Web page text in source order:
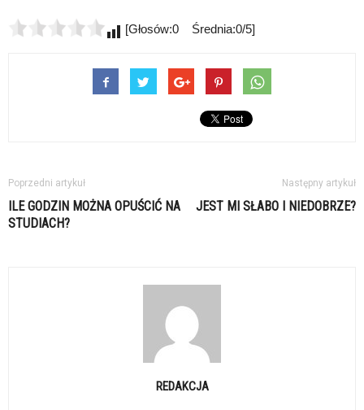
[Głosów:0 Średnia:0/5]
Poprzedni artykuł
ILE GODZIN MOŻNA OPUŚCIĆ NA
STUDIACH?
Następny artykuł
JEST MI SŁABO I NIEDOBRZE?
REDAKCJA